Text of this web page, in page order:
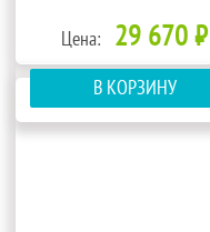
Цена: 29 670 ₽
В КОРЗИНУ